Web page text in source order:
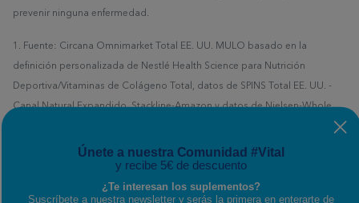
prevenir ninguna enfermedad.
1. Fuente: Circana Omnimarket Total EE. UU. MULO basado en la
definición personalizada de Nestlé Health Science para Nutrición
Deportiva/Vitaminas de Colágeno Total, datos de SPINS Total EE. UU. -
Canal Natural Expandido, Stackline-Amazon y datos de Nielsen-Whole
Todas las ofertas y promociones están sujetas a disponibilidad y no son
Únete a nuestra Comunidad #Vital
y recibe 5€ de descuento
¿Te interesan los suplementos?
Suscríbete a nuestra newsletter y serás la primera en enterarte de